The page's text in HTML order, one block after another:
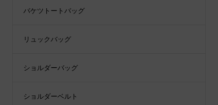
バケツトートバッグ
リュックバッグ
ショルダーバッグ
ショルダーベルト